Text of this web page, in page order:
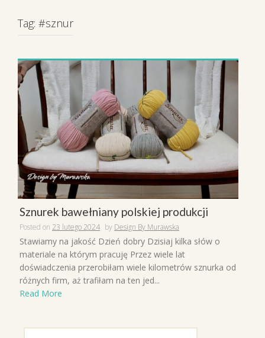
Tag: #sznur
Sznurek bawełniany polskiej produkcji
Posted on 23 lutego 2024 by Design By Murawska
Stawiamy na jakość Dzień dobry Dzisiaj kilka słów o
materiale na którym pracuję Przez wiele lat
doświadczenia przerobiłam wiele kilometrów sznurka od
różnych firm, aż trafiłam na ten jed...
Read More